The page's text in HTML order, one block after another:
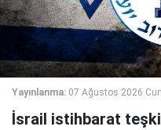
Yayınlanma: 07 Ağustos 2026
İsrail istihbarat